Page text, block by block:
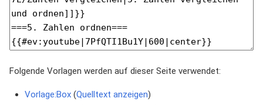
Folgende Vorlagen werden auf dieser Seite verwendet:
Vorlage:Box(Quelltext anzeigen)